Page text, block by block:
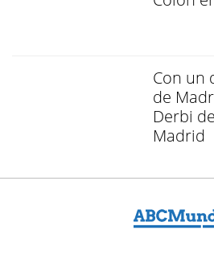
Con un
de
Derbi
Madrid